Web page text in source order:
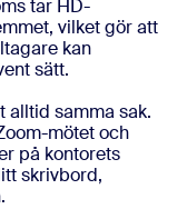
tar HD-
vilket gör att
kan
sätt.
alltid samma sak.
mötet och
på kontorets
skrivbord,